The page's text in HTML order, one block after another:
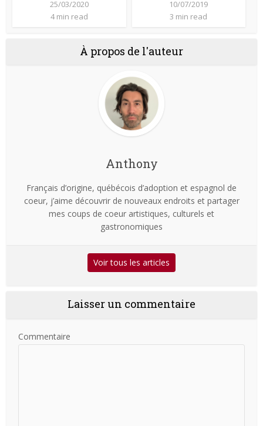
25/03/2020
4 min read
10/07/2019
3 min read
À propos de l'auteur
Anthony
Français d’origine, québécois d’adoption et espagnol de
coeur, j’aime découvrir de nouveaux endroits et partager
mes coups de coeur artistiques, culturels et
gastronomiques
Voir tous les articles
Laisser un commentaire
Commentaire